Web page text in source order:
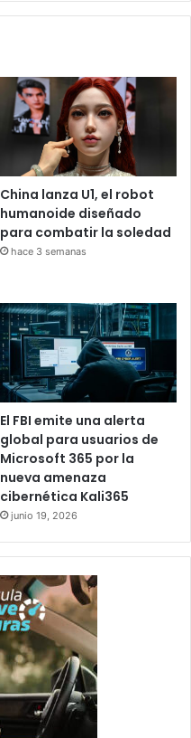
China lanza U1, el robot
humanoide diseñado
para combatir la soledad
hace 3 semanas
El FBI emite una alerta
global para usuarios de
Microsoft 365 por la
nueva amenaza
cibernética Kali365
junio 19, 2026